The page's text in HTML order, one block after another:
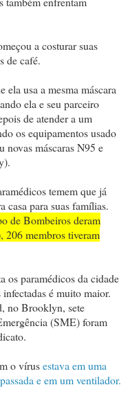
a costurar suas
de café.
usa a mesma máscara
ela e seu parceiro
de atender a um
os equipamentos usado
novas máscaras N95 e
temem que já
casa para suas famílias.
de Bombeiros deram
206 membros tiveram
os paramédicos da cidade
é muito maior.
no Brooklyn, sete
(SME) foram
o vírusestava em uma
e em um ventilador.